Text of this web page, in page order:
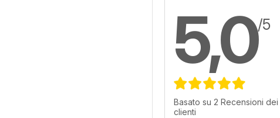
5,0/5
Basato su 2 Recensioni dei
clienti